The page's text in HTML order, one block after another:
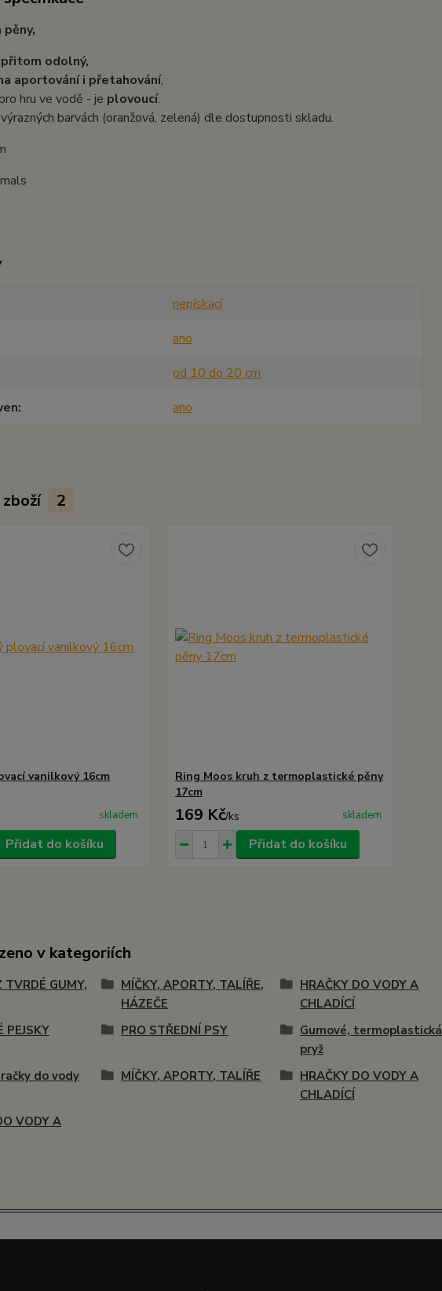
pěny,
odolný,
aportování i přetahování,
hru ve vodě - je plovoucí.
barvách (oranžová, zelená) dle dostupnosti skladu.
nepískací
ano
od 10 do 20 cm
ano
2
vanilkový 16cm
skladem
Přidat do košíku
Ring Moos kruh z termoplastické pěny
17cm
169 Kč/ks skladem
Přidat do košíku
v kategoriích
TVRDÉ GUMY,
MÍČKY, APORTY, TALÍŘE,
HÁZEČE
HRAČKY DO VODY A
CHLADÍCÍ
PEJSKY PRO STŘEDNÍ PSY
Gumové, termoplastická
pryž
do vody MÍČKY, APORTY, TALÍŘE
HRAČKY DO VODY A
CHLADÍCÍ
VODY A